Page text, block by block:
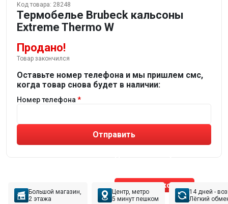
Код товара: 28248
Термобелье Brubeck кальсоны
Extreme Thermo W
Продано!
Товар закончился
Оставьте номер телефона и мы пришлем смс,
когда товар снова будет в наличии:
Номер телефона
Отправить
Позвонить эксперту
Большой магазин,
2 этажа
Центр, метро
5 минут пешком
14 дней -
Лёгкий